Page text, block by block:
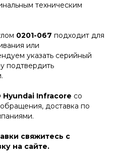
техническим
0201-067 подходит для
или
указать серийный
подтвердить
Hyundai Infracore со
доставка по
свяжитесь с
на сайте.